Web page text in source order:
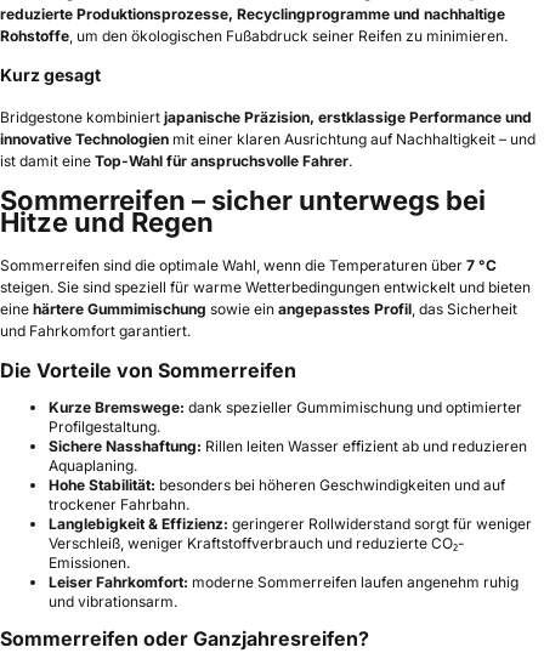
reduzierte Produktionsprozesse, Recyclingprogramme und nachhaltige
Rohstoffe, um den ökologischen Fußabdruck seiner Reifen zu minimieren.
Kurz gesagt
Bridgestone kombiniert japanische Präzision, erstklassige Performance und
innovative Technologien mit einer klaren Ausrichtung auf Nachhaltigkeit – und
ist damit eine Top-Wahl für anspruchsvolle Fahrer.
Sommerreifen – sicher unterwegs bei
Hitze und Regen
Sommerreifen sind die optimale Wahl, wenn die Temperaturen über 7 °C
steigen. Sie sind speziell für warme Wetterbedingungen entwickelt und bieten
eine härtere Gummimischung sowie ein angepasstes Profil, das Sicherheit
und Fahrkomfort garantiert.
Die Vorteile von Sommerreifen
Kurze Bremswege: dank spezieller Gummimischung und optimierter
Profilgestaltung.
Sichere Nasshaftung: Rillen leiten Wasser effizient ab und reduzieren
Aquaplaning.
Hohe Stabilität: besonders bei höheren Geschwindigkeiten und auf
trockener Fahrbahn.
Langlebigkeit & Effizienz: geringerer Rollwiderstand sorgt für weniger
Verschleiß, weniger Kraftstoffverbrauch und reduzierte CO₂-
Emissionen.
Leiser Fahrkomfort: moderne Sommerreifen laufen angenehm ruhig
und vibrationsarm.
Sommerreifen oder Ganzjahresreifen?